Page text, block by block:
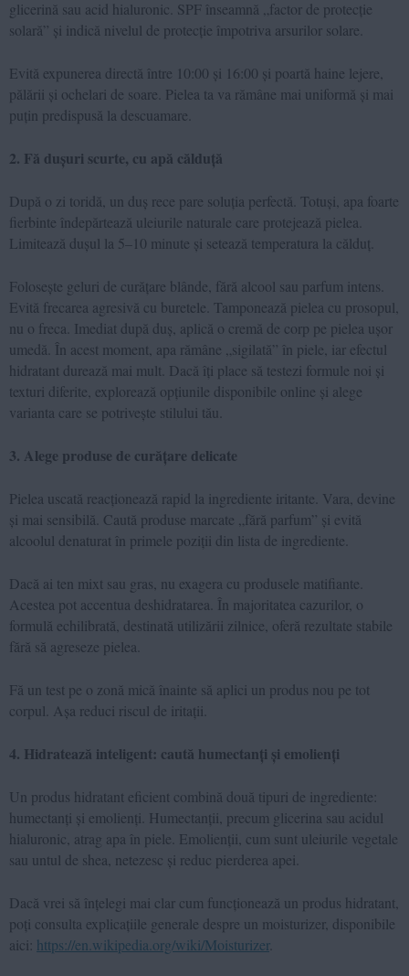
glicerină sau acid hialuronic. SPF înseamnă „factor de protecție
solară” și indică nivelul de protecție împotriva arsurilor solare.
Evită expunerea directă între 10:00 și 16:00 și poartă haine lejere,
pălării și ochelari de soare. Pielea ta va rămâne mai uniformă și mai
puțin predispusă la descuamare.
2. Fă dușuri scurte, cu apă călduță
După o zi toridă, un duș rece pare soluția perfectă. Totuși, apa foarte
fierbinte îndepărtează uleiurile naturale care protejează pielea.
Limitează dușul la 5–10 minute și setează temperatura la călduț.
Folosește geluri de curățare blânde, fără alcool sau parfum intens.
Evită frecarea agresivă cu buretele. Tamponează pielea cu prosopul,
nu o freca. Imediat după duș, aplică o cremă de corp pe pielea ușor
umedă. În acest moment, apa rămâne „sigilată” în piele, iar efectul
hidratant durează mai mult. Dacă îți place să testezi formule noi și
texturi diferite, explorează opțiunile disponibile online și alege
varianta care se potrivește stilului tău.
3. Alege produse de curățare delicate
Pielea uscată reacționează rapid la ingrediente iritante. Vara, devine
și mai sensibilă. Caută produse marcate „fără parfum” și evită
alcoolul denaturat în primele poziții din lista de ingrediente.
Dacă ai ten mixt sau gras, nu exagera cu produsele matifiante.
Acestea pot accentua deshidratarea. În majoritatea cazurilor, o
formulă echilibrată, destinată utilizării zilnice, oferă rezultate stabile
fără să agreseze pielea.
Fă un test pe o zonă mică înainte să aplici un produs nou pe tot
corpul. Așa reduci riscul de iritații.
4. Hidratează inteligent: caută humectanți și emolienți
Un produs hidratant eficient combină două tipuri de ingrediente:
humectanți și emolienți. Humectanții, precum glicerina sau acidul
hialuronic, atrag apa în piele. Emolienții, cum sunt uleiurile vegetale
sau untul de shea, netezesc și reduc pierderea apei.
Dacă vrei să înțelegi mai clar cum funcționează un produs hidratant,
poți consulta explicațiile generale despre un moisturizer, disponibile
aici: https://en.wikipedia.org/wiki/Moisturizer.